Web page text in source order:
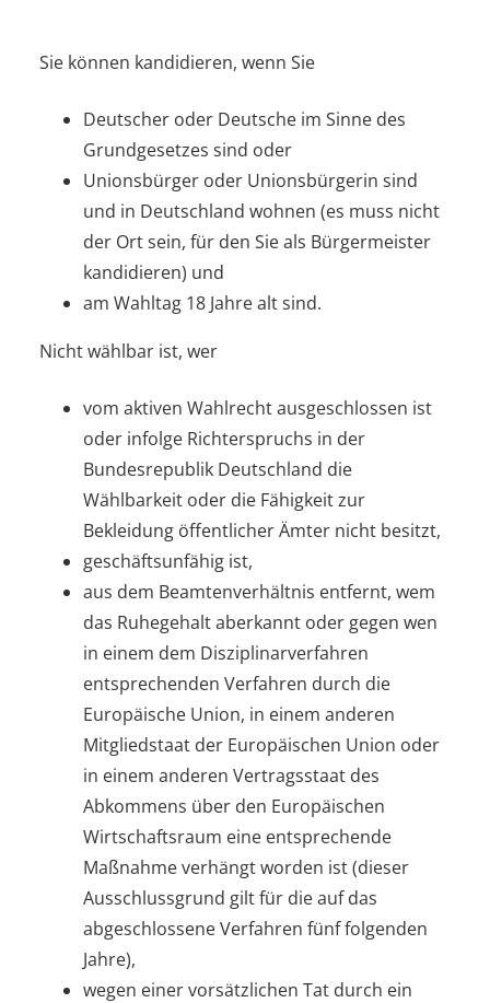
Sie können kandidieren, wenn Sie
Deutscher oder Deutsche im Sinne des
Grundgesetzes sind oder
Unionsbürger oder Unionsbürgerin sind
und in Deutschland wohnen (es muss nicht
der Ort sein, für den Sie als Bürgermeister
kandidieren) und
am Wahltag 18 Jahre alt sind.
Nicht wählbar ist, wer
vom aktiven Wahlrecht ausgeschlossen ist
oder infolge Richterspruchs in der
Bundesrepublik Deutschland die
Wählbarkeit oder die Fähigkeit zur
Bekleidung öffentlicher Ämter nicht besitzt,
geschäftsunfähig ist,
aus dem Beamtenverhältnis entfernt, wem
das Ruhegehalt aberkannt oder gegen wen
in einem dem Disziplinarverfahren
entsprechenden Verfahren durch die
Europäische Union, in einem anderen
Mitgliedstaat der Europäischen Union oder
in einem anderen Vertragsstaat des
Abkommens über den Europäischen
Wirtschaftsraum eine entsprechende
Maßnahme verhängt worden ist (dieser
Ausschlussgrund gilt für die auf das
abgeschlossene Verfahren fünf folgenden
Jahre),
wegen einer vorsätzlichen Tat durch ein